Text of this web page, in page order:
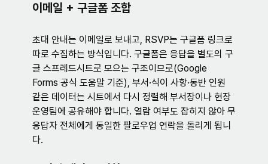
이메일 + 구글폼 조합
초대 안내는 이메일로 보내고, RSVP는 구글폼 링크로
따로 수집하는 방식입니다. 구글폼은 응답을 별도의 구
글 스프레드시트로 모으는 구조이므로(Google
Forms 공식 도움말 기준), 부서·식이 사항·동반 인원
같은 데이터는 시트에서 다시 정렬해 부서장이나 현장
운영팀에 공유해야 합니다. 열람 여부도 잡히지 않아 무
응답자 전체에게 동일한 팔로우업 연락을 돌리게 됩니
다.